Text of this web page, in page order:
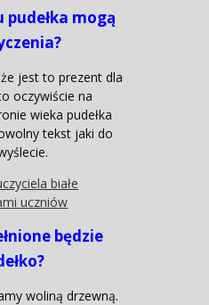
pudełka mogą
jest to prezent dla
oczywiście na
wieka pudełka
tekst jaki do
będzie
woliną drzewną.